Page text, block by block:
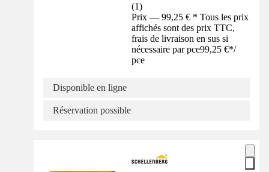
(1)
Prix — 99,25 € * Tous les prix
affichés sont des prix TTC,
frais de livraison en sus si
nécessaire par pce99,25 €*/
pce
Disponible en ligne
Réservation possible